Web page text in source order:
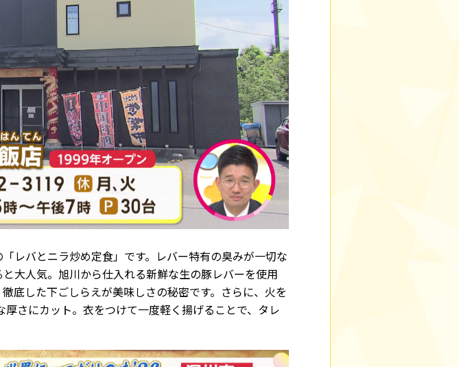
レバとニラ炒め定食」です。レバー特有の臭みが一切な
大人気。旭川から仕入れる新鮮な生の豚レバーを使用
底した下ごしらえが美味しさの秘密です。さらに、火を
さにカット。衣をつけて一度軽く揚げることで、タレ